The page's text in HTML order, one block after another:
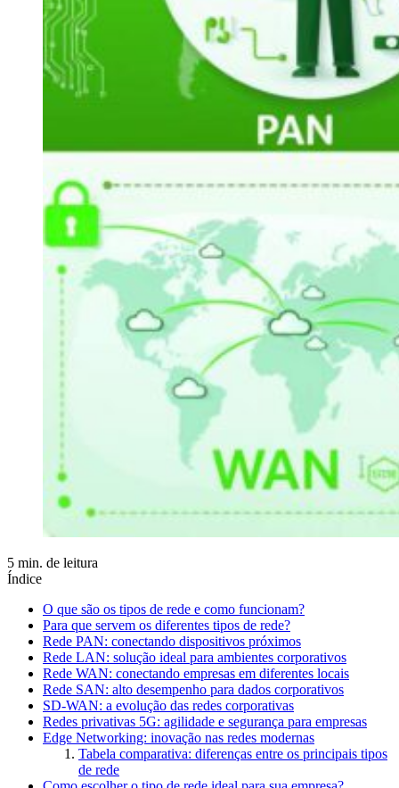
5 min. de leitura
Índice
O que são os tipos de rede e como funcionam?
Para que servem os diferentes tipos de rede?
Rede PAN: conectando dispositivos próximos
Rede LAN: solução ideal para ambientes corporativos
Rede WAN: conectando empresas em diferentes locais
Rede SAN: alto desempenho para dados corporativos
SD-WAN: a evolução das redes corporativas
Redes privativas 5G: agilidade e segurança para empresas
Edge Networking: inovação nas redes modernas
Tabela comparativa: diferenças entre os principais tipos
de rede